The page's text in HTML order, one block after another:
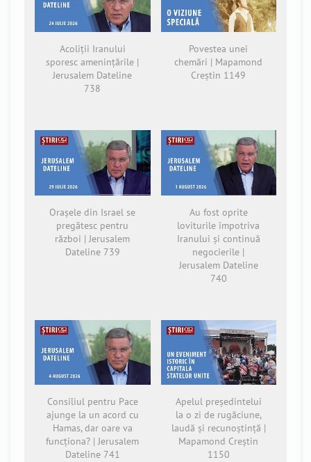
Acoliții Iranului
sporesc amenințările |
Jerusalem Dateline
738
Povestea unei
chemări | Mapamond
Creștin 1149
Orașele din Israel se
pregătesc pentru
război | Jerusalem
Dateline 739
Au fost oprite
loviturile împotriva
Iranului și continuă
negocierile |
Jerusalem Dateline
740
Consiliul pentru Pace
ajunge la un acord cu
Hamas, dar oare va
funcționa? | Jerusalem
Dateline 741
Apelul președintelui
la o zi de rugăciune,
laudă și recunoștință |
Mapamond Creștin
1150